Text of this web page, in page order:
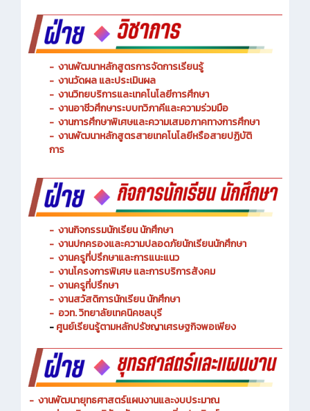
- งานพัฒนาหลักสูตรการจัดการเรียนรู้
- งานวัดผล และประเมินผล
- งานวิทยบริการและเทคโนโลยีการศึกษา
- งานอาชีวศึกษาระบบทวิภาคีและความร่วมมือ
- งานการศึกษาพิเศษและความเสมอภาคทางการศึกษา
- งานพัฒนาหลักสูตรสายเทคโนโลยีหรือสายปฏิบัติ
- งานกิจกรรมนักเรียน นักศึกษา
- งานปกครองและความปลอดภัยนักเรียนนักศึกษา
- งานครูที่ปรึกษาและการแนะแนว
- งานโครงการพิเศษ และการบริการ
- งานครูที่ปรึกษา
- งานสวัสดิการนักเรียน นักศึกษา
-อวท. วิทยาลัยเทคนิคชลบุรี
-ศูนย์เรียนรู้ตามหลักปรัชญาเศรษฐกิจพอเพียง